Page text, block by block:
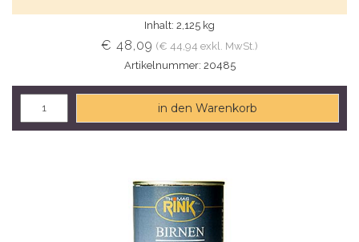
Inhalt: 2,125 kg
€ 48,09 (€ 44,94 exkl. MwSt.)
Artikelnummer: 20485
in den Warenkorb